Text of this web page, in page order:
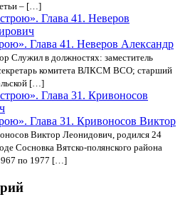
– […]
Глава 41. Неверов Александр
Служил в должностях: заместитель
комитета ВЛКСМ ВСО; старший
[…]
Глава 31. Кривоносов Виктор
Виктор Леонидович, родился 24
Сосновка Вятско-полянского района
по 1977 […]